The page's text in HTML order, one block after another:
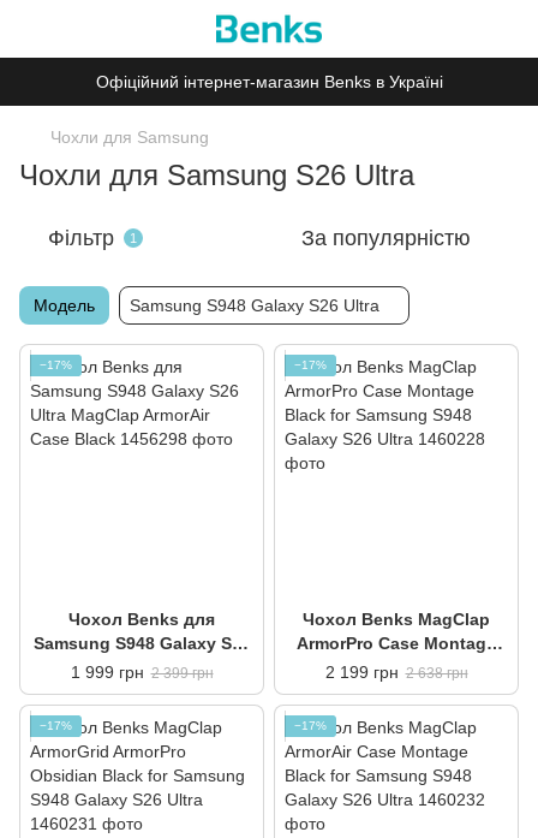
Офіційний інтернет-магазин Benks в Україні
Чохли для Samsung
Чохли для Samsung S26 Ultra
Фільтр 1 За популярністю
Модель Samsung S948 Galaxy S26 Ultra
−17%
Чохол Benks для
Samsung S948 Galaxy S26
Ultra MagClap ArmorAir
Case Black
1 999 грн 2 399 грн
−17%
Чохол Benks MagClap
ArmorPro Case Montage
Black for Samsung S948
Galaxy S26 Ultra
2 199 грн 2 638 грн
−17% −17%